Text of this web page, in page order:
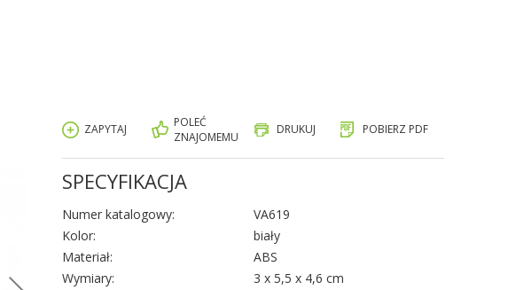
ZAPYTAJ
POLEĆ
ZNAJOMEMU
DRUKUJ POBIERZ PDF
SPECYFIKACJA
Numer katalogowy:
VA619
Kolor:
biały
Materiał:
ABS
Wymiary:
3 x 5,5 x 4,6 cm